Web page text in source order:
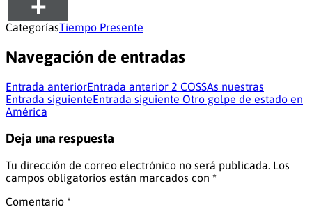
CategoríasTiempo Presente
Navegación de entradas
Entrada anteriorEntrada anterior 2 COSSAs nuestras
Entrada siguienteEntrada siguiente Otro golpe de estado en
América
Deja una respuesta
Tu dirección de correo electrónico no será publicada. Los
campos obligatorios están marcados con *
Comentario *